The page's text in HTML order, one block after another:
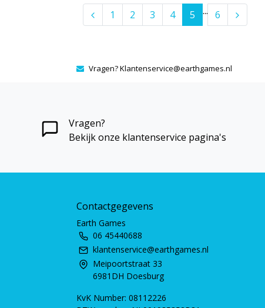
1 2 3 4 5 ... 6
Vragen?Klantenservice@earthgames.nl
Vragen?
Bekijk onze klantenservice pagina's
Contactgegevens
Earth Games
06 45440688
klantenservice@earthgames.nl
Meipoortstraat 33
6981DH Doesburg
KvK Number: 08112226